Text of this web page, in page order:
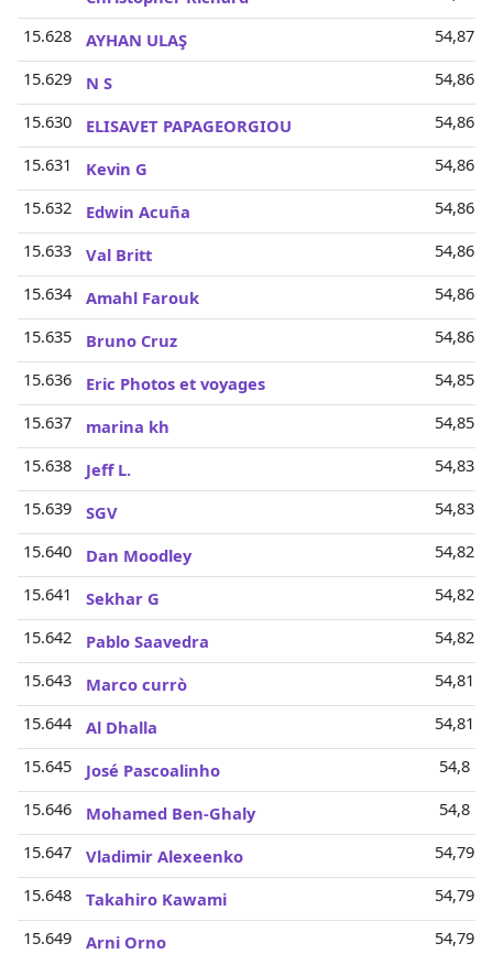
15.628
AYHAN ULAŞ
54,87
15.629
N S
54,86
15.630
ELISAVET PAPAGEORGIOU
54,86
15.631
Kevin G
54,86
15.632
Edwin Acuña
54,86
15.633
Val Britt
54,86
15.634
Amahl Farouk
54,86
15.635
Bruno Cruz
54,86
15.636
Eric Photos et voyages
54,85
15.637
marina kh
54,85
15.638
Jeff L.
54,83
15.639
SGV
54,83
15.640
Dan Moodley
54,82
15.641
Sekhar G
54,82
15.642
Pablo Saavedra
54,82
15.643
Marco currò
54,81
15.644
Al Dhalla
54,81
15.645
José Pascoalinho
54,8
15.646
Mohamed Ben-Ghaly
54,8
15.647
Vladimir Alexeenko
54,79
15.648
Takahiro Kawami
54,79
15.649
Arni Orno
54,79